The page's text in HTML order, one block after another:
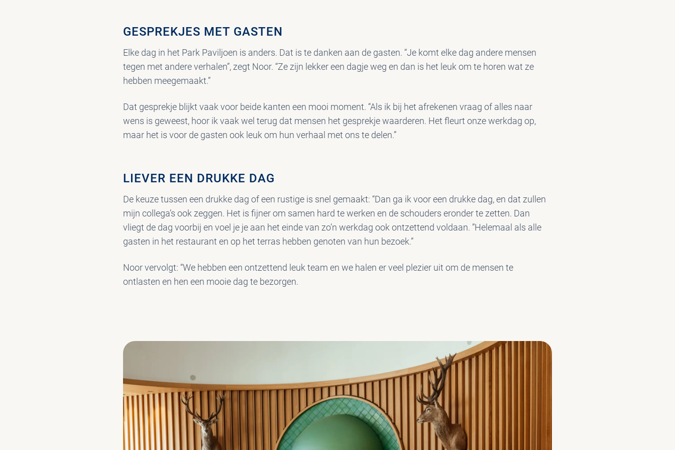
GESPREKJES MET GASTEN
Elke dag in het Park Paviljoen is anders. Dat is te danken aan de gasten. “Je komt elke dag andere mensen
tegen met andere verhalen”, zegt Noor. “Ze zijn lekker een dagje weg en dan is het leuk om te horen wat ze
hebben meegemaakt.”
Dat gesprekje blijkt vaak voor beide kanten een mooi moment. “Als ik bij het afrekenen vraag of alles naar
wens is geweest, hoor ik vaak wel terug dat mensen het gesprekje waarderen. Het fleurt onze werkdag op,
maar het is voor de gasten ook leuk om hun verhaal met ons te delen.”
LIEVER EEN DRUKKE DAG
De keuze tussen een drukke dag of een rustige is snel gemaakt: “Dan ga ik voor een drukke dag, en dat zullen
mijn collega’s ook zeggen. Het is fijner om samen hard te werken en de schouders eronder te zetten. Dan
vliegt de dag voorbij en voel je je aan het einde van zo’n werkdag ook ontzettend voldaan. ”Helemaal als alle
gasten in het restaurant en op het terras hebben genoten van hun bezoek.”
Noor vervolgt: “We hebben een ontzettend leuk team en we halen er veel plezier uit om de mensen te
ontlasten en hen een mooie dag te bezorgen.